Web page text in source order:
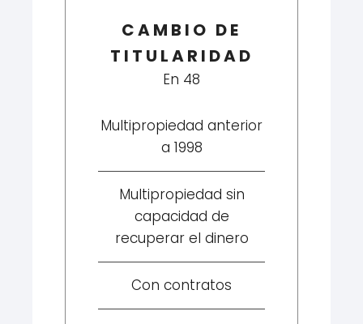
CAMBIO DE
TITULARIDAD
En 48
Multipropiedad anterior
a 1998
Multipropiedad sin
capacidad de
recuperar el dinero
Con contratos